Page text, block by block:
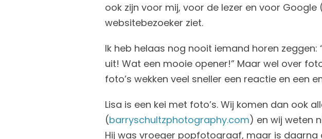
ook zijn voor mij, voor de lezer en voor Google
websitebezoeker ziet.
Ik heb helaas nog nooit iemand horen
uit! Wat een mooie opener!” Maar wel over
foto’s wekken veel sneller een reactie en een
Lisa is een kei met foto’s. Wij komen dan ook
(barryschultzphotography.com) en wij weten
Hij was vroeger popfotograaf, maar is